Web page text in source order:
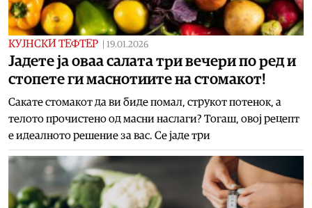
КУЈНСКИ ТЕФТЕР 19.01.2026
Јадете ја оваа салата три вечери по ред и
стопете ги маснотиите на стомакот!
Сакате стомакот да ви биде помал, струкот потенок, а
телото прочистено од масни наслаги? Тогаш, овој рецепт
е идеалното решение за вас. Се јаде три